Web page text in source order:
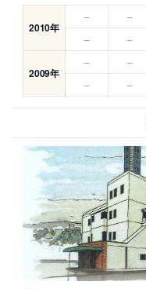
2010年
– –
–
–
2009年
– –
–
–